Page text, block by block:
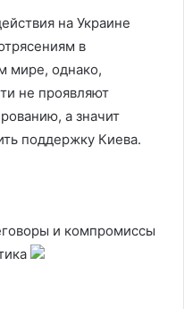
на Украине
в
мире, однако,
не проявляют
а значит
поддержку Киева.
и компромиссы